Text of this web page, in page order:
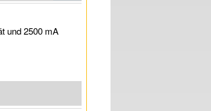
und 2500 mA